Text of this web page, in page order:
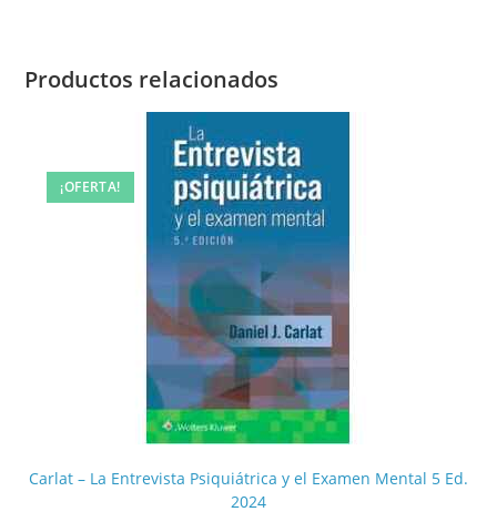
Productos relacionados
¡OFERTA!
Carlat – La Entrevista Psiquiátrica y el Examen Mental 5 Ed.
2024